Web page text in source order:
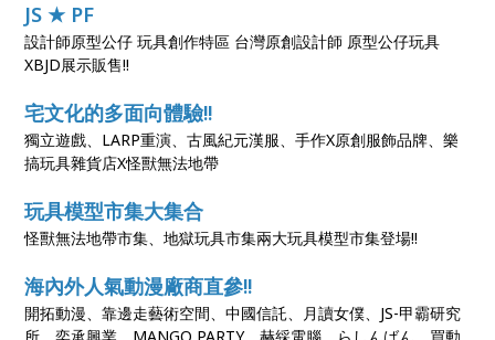
JS ★ PF
設計師原型公仔 玩具創作特區 台灣原創設計師 原型公仔玩具
XBJD展示販售!!
宅文化的多面向體驗!!
獨立遊戲、LARP重演、古風紀元漢服、手作X原創服飾品牌、樂
搞玩具雜貨店X怪獸無法地帶
玩具模型市集大集合
怪獸無法地帶市集、地獄玩具市集兩大玩具模型市集登場!!
海內外人氣動漫廠商直參!!
開拓動漫、靠邊走藝術空間、中國信託、月讀女僕、JS-甲霸研究